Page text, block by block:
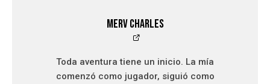
Merv Charles
Toda aventura tiene un inicio. La mía
comenzó como jugador, siguió como